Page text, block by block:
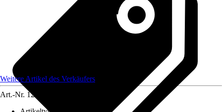
Weitere Artikel des Verkäufers
Art.-Nr. 12583350